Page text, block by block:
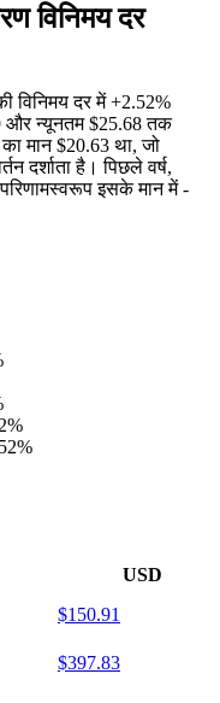
विनिमय दर
विनिमय दर में+2.52%
और न्यूनतम $25.68 तक
मान $20.63 था, जो
दर्शाता है। पिछले वर्ष,
इसके मान में-
USD
$150.91
$397.83